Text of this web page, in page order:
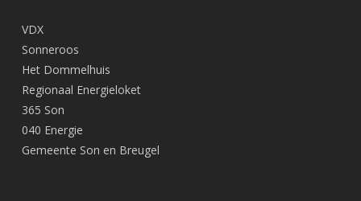
VDX
Sonneroos
Het Dommelhuis
Regionaal Energieloket
365 Son
040 Energie
Gemeente Son en Breugel